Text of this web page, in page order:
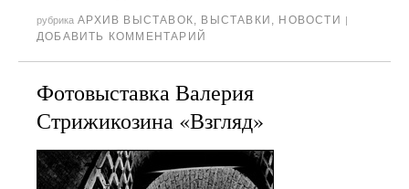
рубрика АРХИВ ВЫСТАВОК, ВЫСТАВКИ , НОВОСТИ |
ДОБАВИТЬ КОММЕНТАРИЙ
Фотовыставка Валерия
Стрижикозина «Взгляд»